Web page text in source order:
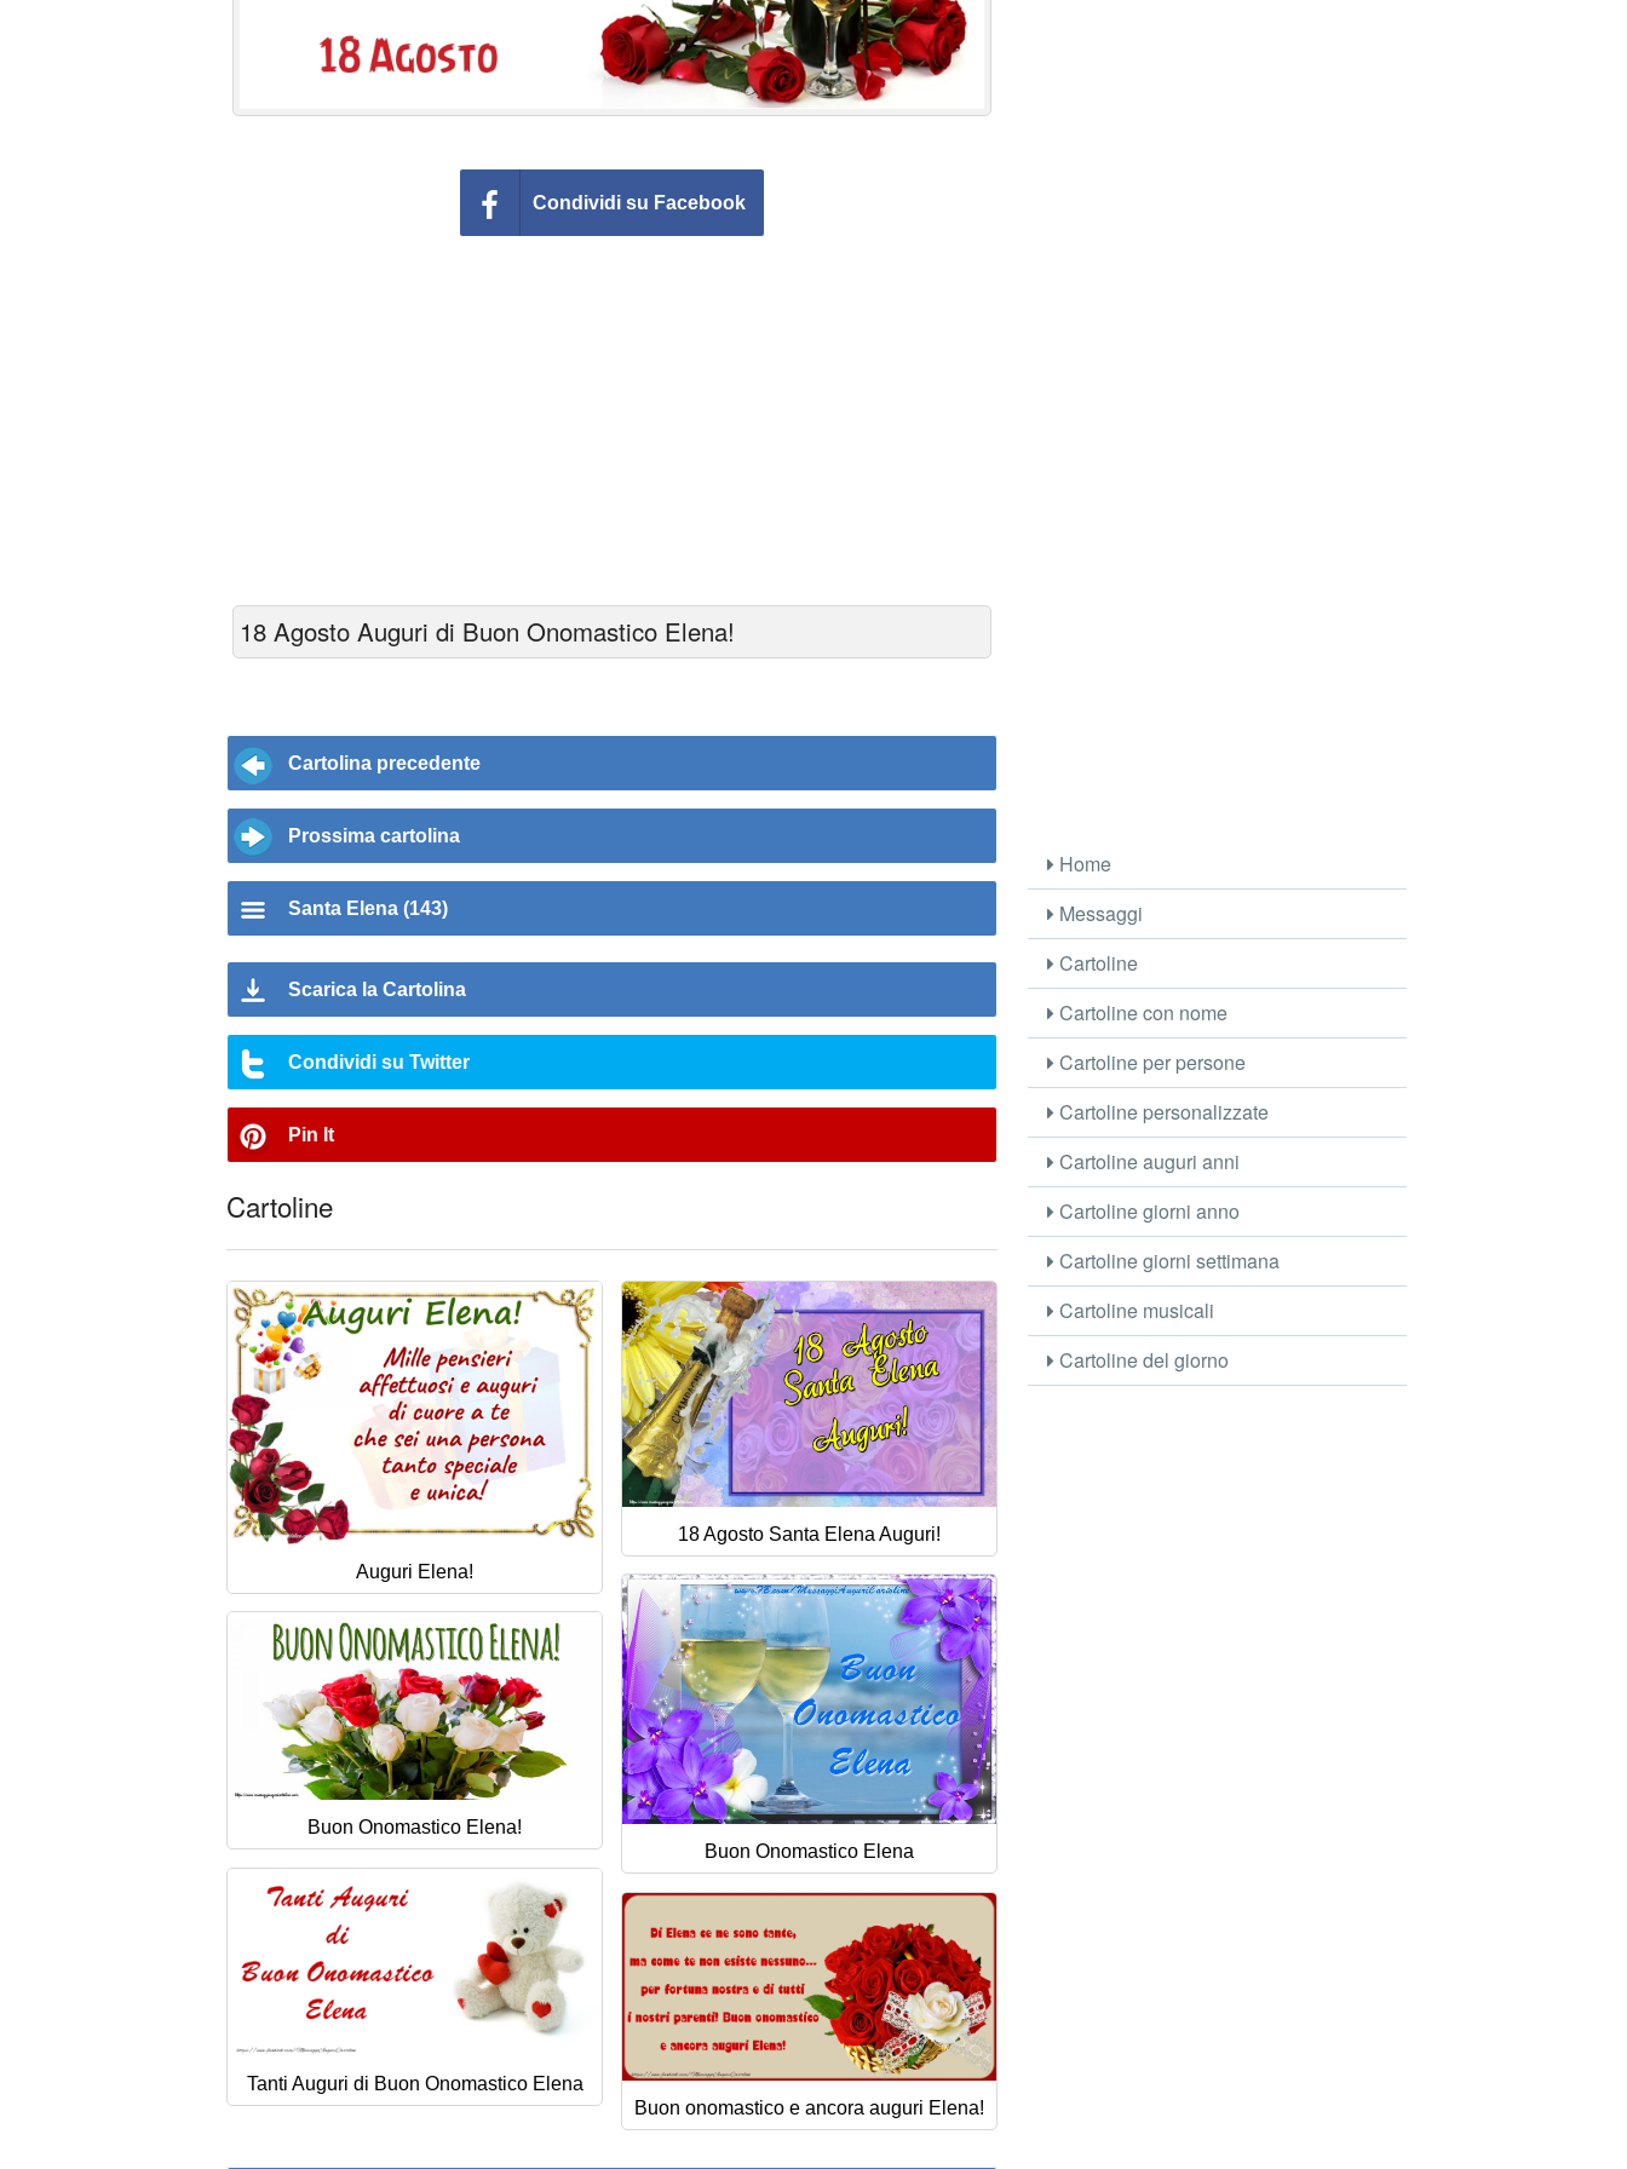
Condividi su Facebook
18 Agosto Auguri di Buon Onomastico Elena!
Cartolina precedente
Prossima cartolina
Santa Elena (143)
Scarica la Cartolina
Condividi su Twitter
Pin It
Cartoline
Auguri Elena!
18 Agosto Santa Elena Auguri!
Buon Onomastico Elena
Buon Onomastico Elena!
Tanti Auguri di Buon Onomastico Elena
Buon onomastico e ancora auguri Elena!
Home
Messaggi
Cartoline
Cartoline con nome
Cartoline per persone
Cartoline personalizzate
Cartoline auguri anni
Cartoline giorni anno
Cartoline giorni settimana
Cartoline musicali
Cartoline del giorno